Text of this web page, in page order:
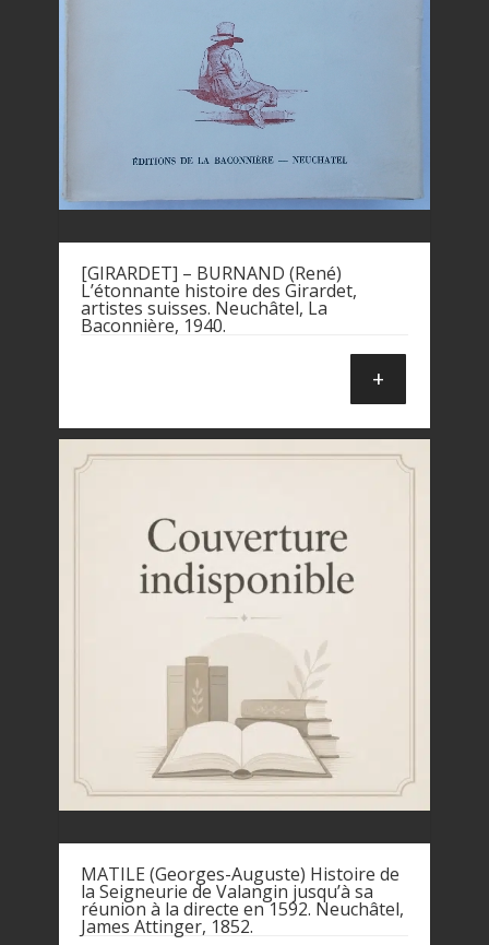
[GIRARDET] – BURNAND (René)
L’étonnante histoire des Girardet,
artistes suisses. Neuchâtel, La
Baconnière, 1940.
+
MATILE (Georges-Auguste) Histoire de
la Seigneurie de Valangin jusqu’à sa
réunion à la directe en 1592. Neuchâtel,
James Attinger, 1852.